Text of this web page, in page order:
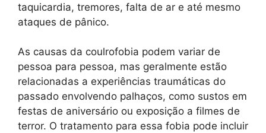
taquicardia, tremores, falta de ar e até mesmo
ataques de pânico.
As causas da coulrofobia podem variar de
pessoa para pessoa, mas geralmente estão
relacionadas a experiências traumáticas do
passado envolvendo palhaços, como sustos em
festas de aniversário ou exposição a filmes de
terror. O tratamento para essa fobia pode incluir